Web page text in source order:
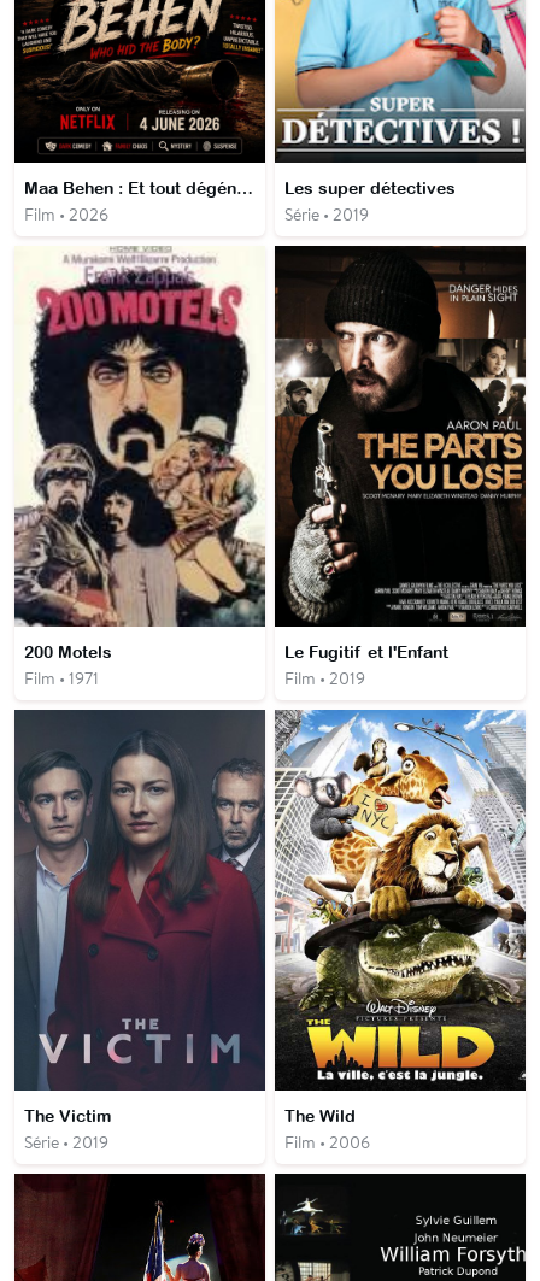
Maa Behen : Et tout dégénère
Film • 2026
Les super détectives
Série • 2019
200 Motels
Film • 1971
Le Fugitif et l'Enfant
Film • 2019
The Victim
Série • 2019
The Wild
Film • 2006